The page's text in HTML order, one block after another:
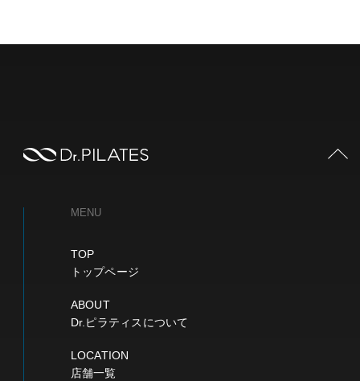
MENU
TOP
トップページ
ABOUT
Dr.ピラティスについて
LOCATION
店舗一覧